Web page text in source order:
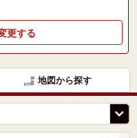
更する
地図から探す